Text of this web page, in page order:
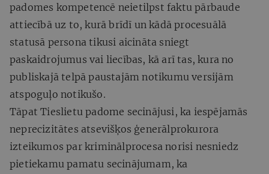
padomes kompetencē neietilpst faktu pārbaude
attiecībā uz to, kurā brīdī un kādā procesuālā
statusā persona tikusi aicināta sniegt
paskaidrojumus vai liecības, kā arī tas, kura no
publiskajā telpā paustajām notikumu versijām
atspoguļo notikušo.
Tāpat Tieslietu padome secinājusi, ka iespējamās
neprecizitātes atsevišķos ģenerālprokurora
izteikumos par kriminālprocesa norisi nesniedz
pietiekamu pamatu secinājumam, ka